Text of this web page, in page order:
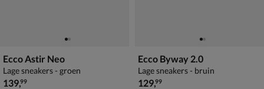
Ecco Astir Neo
Lage sneakers - groen
€ 139,99
139,99
Ecco Byway 2.0
Lage sneakers - bruin
€ 129,99
129,99